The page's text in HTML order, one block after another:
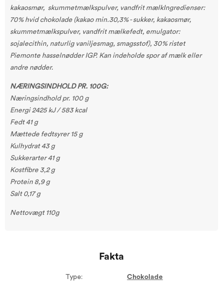
kakaosmør, skummetmælkspulver, vandfrit mælkIngredienser:
70% hvid chokolade (kakao min.30,3% - sukker, kakaosmør,
skummetmælkspulver, vandfrit mælkefedt, emulgator:
sojalecithin, naturlig vaniljesmag, smagsstof), 30% ristet
Piemonte hasselnødder IGP. Kan indeholde spor af mælk eller
andre nødder.
NÆRINGSINDHOLD PR. 100G:
Næringsindhold pr. 100 g
Energi 2425 kJ / 583 kcal
Fedt 41 g
Mættede fedtsyrer 15 g
Kulhydrat 43 g
Sukkerarter 41 g
Kostfibre 3,2 g
Protein 8,9 g
Salt 0,17 g
Nettovægt 110g
Fakta
Type: Chokolade